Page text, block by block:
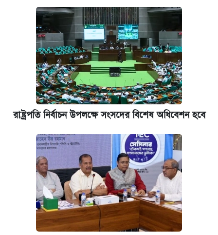
রাষ্ট্রপতি নির্বাচন উপলক্ষে সংসদের বিশেষ অধিবেশন হবে